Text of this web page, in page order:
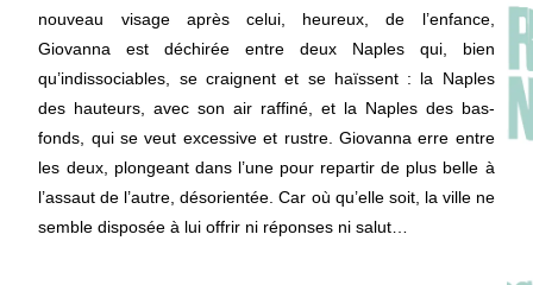
nouveau visage après celui, heureux, de l’enfance,
Giovanna est déchirée entre deux Naples qui, bien
qu’indissociables, se craignent et se haïssent : la Naples
des hauteurs, avec son air raffiné, et la Naples des bas-
fonds, qui se veut excessive et rustre. Giovanna erre entre
les deux, plongeant dans l’une pour repartir de plus belle à
l’assaut de l’autre, désorientée. Car où qu’elle soit, la ville ne
semble disposée à lui offrir ni réponses ni salut…